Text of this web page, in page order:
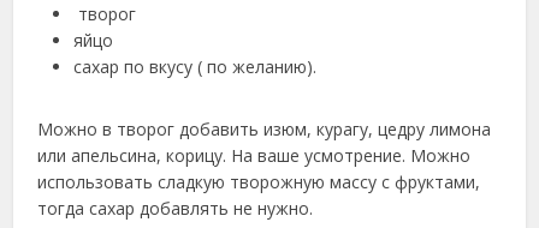
творог
яйцо
сахар по вкусу ( по желанию).
Можно в творог добавить изюм, курагу, цедру лимона
или апельсина, корицу. На ваше усмотрение. Можно
использовать сладкую творожную массу с фруктами,
тогда сахар добавлять не нужно.